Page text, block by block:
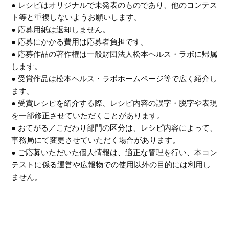
● レシピはオリジナルで未発表のものであり、他のコンテス
ト等と重複しないようお願いします。
● 応募用紙は返却しません。
● 応募にかかる費用は応募者負担です。
● 応募作品の著作権は一般財団法人松本ヘルス・ラボに帰属
します。
● 受賞作品は松本ヘルス・ラボホームページ等で広く紹介し
ます。
● 受賞レシピを紹介する際、レシピ内容の誤字・脱字や表現
を一部修正させていただくことがあります。
● おてがる／こだわり部門の区分は、レシピ内容によって、
事務局にて変更させていただく場合があります。
● ご応募いただいた個人情報は、適正な管理を行い、本コン
テストに係る運営や広報物での使用以外の目的には利用し
ません。